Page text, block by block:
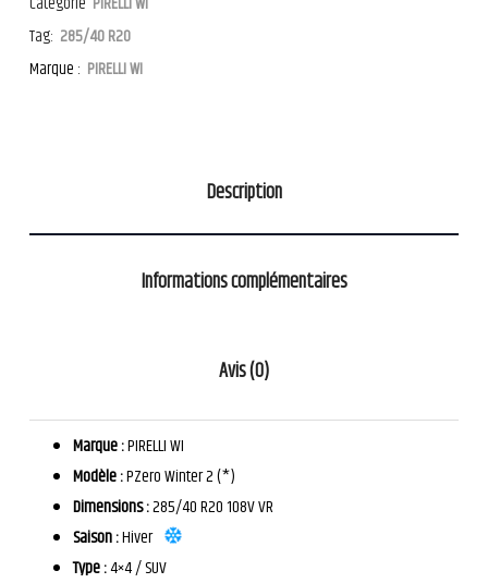
Tag: 285/40 R20
Marque : PIRELLI WI
Description
Informations complémentaires
Avis (0)
Marque :PIRELLI WI
Modèle :PZero Winter 2 (*)
Dimensions :285/40 R20 108V VR
Saison :Hiver
Type :4×4 / SUV